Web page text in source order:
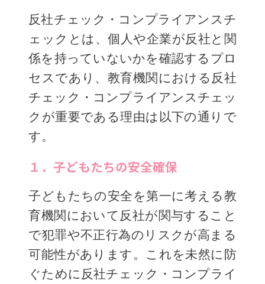
反社チェック・コンプライアンスチ
ェックとは、個人や企業が反社と関
係を持っていないかを確認するプロ
セスであり、教育機関における反社
チェック・コンプライアンスチェッ
クが重要である理由は以下の通りで
す。
１．子どもたちの安全確保
子どもたちの安全を第一に考える教
育機関において反社が関与すること
で犯罪や不正行為のリスクが高まる
可能性があります。これを未然に防
ぐために反社チェック・コンプライ